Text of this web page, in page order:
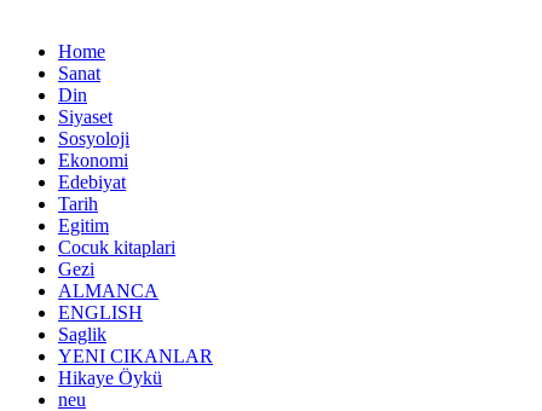
Home
Sanat
Din
Siyaset
Sosyoloji
Ekonomi
Edebiyat
Tarih
Egitim
Cocuk kitaplari
Gezi
ALMANCA
ENGLISH
Saglik
YENI CIKANLAR
Hikaye Öykü
neu